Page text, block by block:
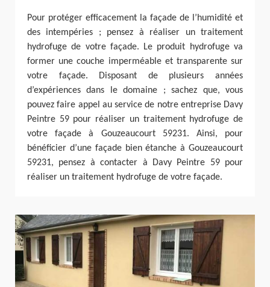
Pour protéger efficacement la façade de l’humidité et
des intempéries ; pensez à réaliser un traitement
hydrofuge de votre façade. Le produit hydrofuge va
former une couche imperméable et transparente sur
votre façade. Disposant de plusieurs années
d’expériences dans le domaine ; sachez que, vous
pouvez faire appel au service de notre entreprise Davy
Peintre 59 pour réaliser un traitement hydrofuge de
votre façade à Gouzeaucourt 59231. Ainsi, pour
bénéficier d’une façade bien étanche à Gouzeaucourt
59231, pensez à contacter à Davy Peintre 59 pour
réaliser un traitement hydrofuge de votre façade.